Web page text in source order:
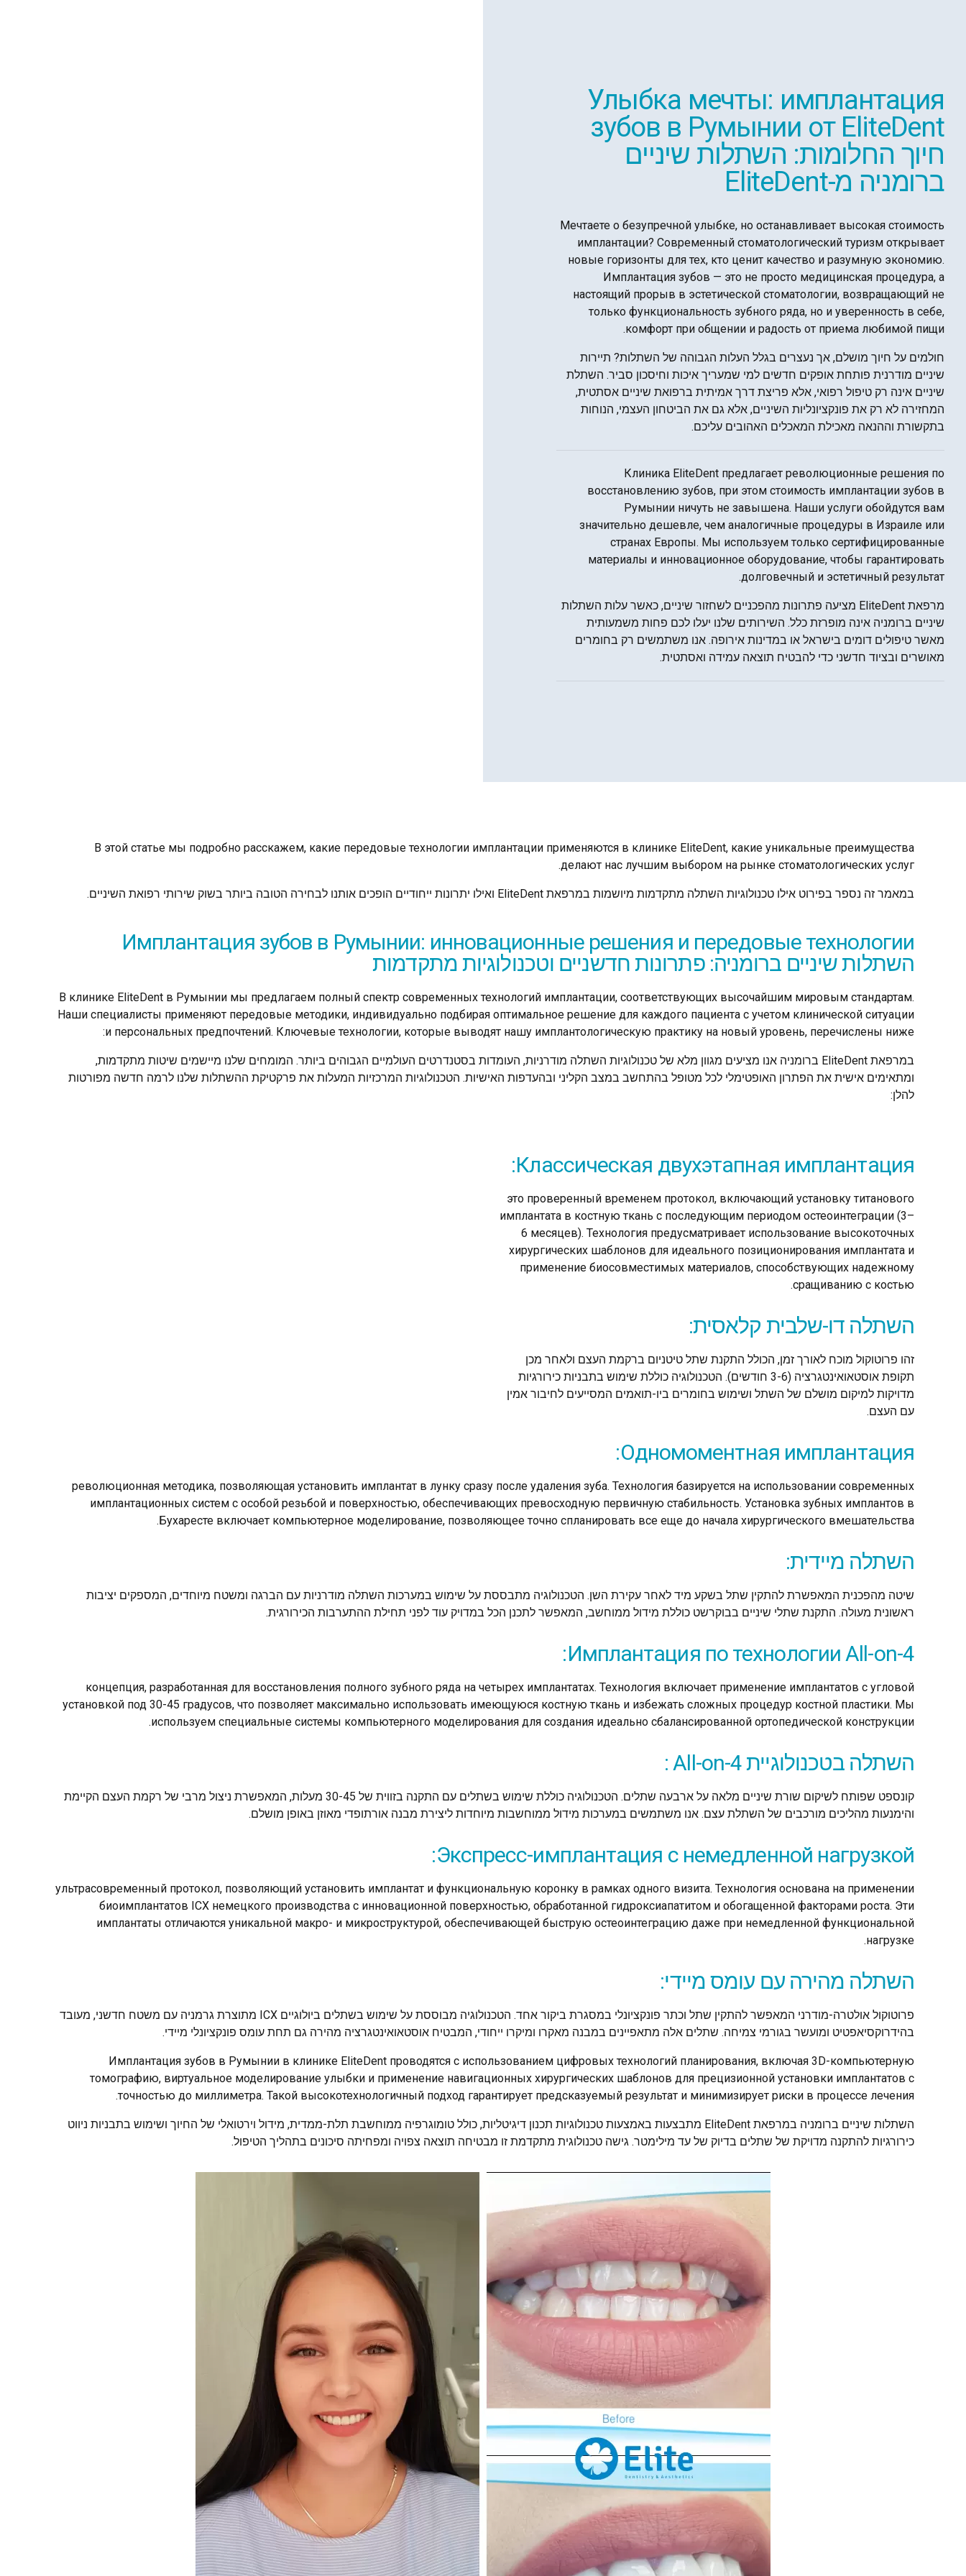
Улыбка мечты: имплантация
зубов в Румынии от EliteDent
חיוך החלומות: השתלות שיניים
ברומניה מ-EliteDent
Мечтаете о безупречной улыбке, но останавливает высокая стоимость
имплантации? Современный стоматологический туризм открывает
новые горизонты для тех, кто ценит качество и разумную экономию.
Имплантация зубов — это не просто медицинская процедура, а
настоящий прорыв в эстетической стоматологии, возвращающий не
только функциональность зубного ряда, но и уверенность в себе,
комфорт при общении и радость от приема любимой пищи.
חולמים על חיוך מושלם, אך נעצרים בגלל העלות הגבוהה של השתלות? תיירות
שיניים מודרנית פותחת אופקים חדשים למי שמעריך איכות וחיסכון סביר. השתלת
שיניים אינה רק טיפול רפואי, אלא פריצת דרך אמיתית ברפואת שיניים אסתטית,
המחזירה לא רק את פונקציונליות השיניים, אלא גם את הביטחון העצמי, הנוחות
בתקשורת וההנאה מאכילת המאכלים האהובים עליכם.
Клиника EliteDent предлагает революционные решения по
восстановлению зубов, при этом стоимость имплантации зубов в
Румынии ничуть не завышена. Наши услуги обойдутся вам
значительно дешевле, чем аналогичные процедуры в Израиле или
странах Европы. Мы используем только сертифицированные
материалы и инновационное оборудование, чтобы гарантировать
долговечный и эстетичный результат.
מרפאת EliteDent מציעה פתרונות מהפכניים לשחזור שיניים, כאשר עלות השתלות
שיניים ברומניה אינה מופרזת כלל. השירותים שלנו יעלו לכם פחות משמעותית
מאשר טיפולים דומים בישראל או במדינות אירופה. אנו משתמשים רק בחומרים
מאושרים ובציוד חדשני כדי להבטיח תוצאה עמידה ואסתטית.
В этой статье мы подробно расскажем, какие передовые технологии имплантации применяются в клинике EliteDent, какие уникальные преимущества
делают нас лучшим выбором на рынке стоматологических услуг.
במאמר זה נספר בפירוט אילו טכנולוגיות השתלה מתקדמות מיושמות במרפאת EliteDent ואילו יתרונות ייחודיים הופכים אותנו לבחירה הטובה ביותר בשוק שירותי רפואת השיניים.
Имплантация зубов в Румынии: инновационные решения и передовые технологии
השתלות שיניים ברומניה: פתרונות חדשניים וטכנולוגיות מתקדמות
В клинике EliteDent в Румынии мы предлагаем полный спектр современных технологий имплантации, соответствующих высочайшим мировым стандартам.
Наши специалисты применяют передовые методики, индивидуально подбирая оптимальное решение для каждого пациента с учетом клинической ситуации
и персональных предпочтений. Ключевые технологии, которые выводят нашу имплантологическую практику на новый уровень, перечислены ниже:
במרפאת EliteDent ברומניה אנו מציעים מגוון מלא של טכנולוגיות השתלה מודרניות, העומדות בסטנדרטים העולמיים הגבוהים ביותר. המומחים שלנו מיישמים שיטות מתקדמות,
ומתאימים אישית את הפתרון האופטימלי לכל מטופל בהתחשב במצב הקליני ובהעדפות האישיות. הטכנולוגיות המרכזיות המעלות את פרקטיקת ההשתלות שלנו לרמה חדשה מפורטות
להלן:
Классическая двухэтапная имплантация:
это проверенный временем протокол, включающий установку титанового
имплантата в костную ткань с последующим периодом остеоинтеграции (3–
6 месяцев). Технология предусматривает использование высокоточных
хирургических шаблонов для идеального позиционирования имплантата и
применение биосовместимых материалов, способствующих надежному
сращиванию с костью.
השתלה דו-שלבית קלאסית:
זהו פרוטוקול מוכח לאורך זמן, הכולל התקנת שתל טיטניום ברקמת העצם ולאחר מכן
תקופת אוסטאואינטגרציה (3-6 חודשים). הטכנולוגיה כוללת שימוש בתבניות כירורגיות
מדויקות למיקום מושלם של השתל ושימוש בחומרים ביו-תואמים המסייעים לחיבור אמין
עם העצם.
Одномоментная имплантация:
революционная методика, позволяющая установить имплантат в лунку сразу после удаления зуба. Технология базируется на использовании современных
имплантационных систем с особой резьбой и поверхностью, обеспечивающих превосходную первичную стабильность. Установка зубных имплантов в
Бухаресте включает компьютерное моделирование, позволяющее точно спланировать все еще до начала хирургического вмешательства.
השתלה מיידית:
שיטה מהפכנית המאפשרת להתקין שתל בשקע מיד לאחר עקירת השן. הטכנולוגיה מתבססת על שימוש במערכות השתלה מודרניות עם הברגה ומשטח מיוחדים, המספקים יציבות
ראשונית מעולה. התקנת שתלי שיניים בבוקרשט כוללת מידול ממוחשב, המאפשר לתכנן הכל במדויק עוד לפני תחילת ההתערבות הכירורגית.
Имплантация по технологии All-on-4:
концепция, разработанная для восстановления полного зубного ряда на четырех имплантатах. Технология включает применение имплантатов с угловой
установкой под 30-45 градусов, что позволяет максимально использовать имеющуюся костную ткань и избежать сложных процедур костной пластики. Мы
используем специальные системы компьютерного моделирования для создания идеально сбалансированной ортопедической конструкции.
השתלה בטכנולוגיית All-on-4 :
קונספט שפותח לשיקום שורת שיניים מלאה על ארבעה שתלים. הטכנולוגיה כוללת שימוש בשתלים עם התקנה בזווית של 30-45 מעלות, המאפשרת ניצול מרבי של רקמת העצם הקיימת
והימנעות מהליכים מורכבים של השתלת עצם. אנו משתמשים במערכות מידול ממוחשבות מיוחדות ליצירת מבנה אורתופדי מאוזן באופן מושלם.
Экспресс-имплантация с немедленной нагрузкой:
ультрасовременный протокол, позволяющий установить имплантат и функциональную коронку в рамках одного визита. Технология основана на применении
биоимплантатов ICX немецкого производства с инновационной поверхностью, обработанной гидроксиапатитом и обогащенной факторами роста. Эти
имплантаты отличаются уникальной макро- и микроструктурой, обеспечивающей быструю остеоинтеграцию даже при немедленной функциональной
нагрузке.
השתלה מהירה עם עומס מיידי:
פרוטוקול אולטרה-מודרני המאפשר להתקין שתל וכתר פונקציונלי במסגרת ביקור אחד. הטכנולוגיה מבוססת על שימוש בשתלים ביולוגיים ICX מתוצרת גרמניה עם משטח חדשני, מעובד
בהידרוקסיאפטיט ומועשר בגורמי צמיחה. שתלים אלה מתאפיינים במבנה מאקרו ומיקרו ייחודי, המבטיח אוסטאואינטגרציה מהירה גם תחת עומס פונקציונלי מיידי.
Имплантация зубов в Румынии в клинике EliteDent проводятся с использованием цифровых технологий планирования, включая 3D-компьютерную
томографию, виртуальное моделирование улыбки и применение навигационных хирургических шаблонов для прецизионной установки имплантатов с
точностью до миллиметра. Такой высокотехнологичный подход гарантирует предсказуемый результат и минимизирует риски в процессе лечения.
השתלות שיניים ברומניה במרפאת EliteDent מתבצעות באמצעות טכנולוגיות תכנון דיגיטליות, כולל טומוגרפיה ממוחשבת תלת-ממדית, מידול וירטואלי של החיוך ושימוש בתבניות ניווט
כירורגיות להתקנה מדויקת של שתלים בדיוק של עד מילימטר. גישה טכנולוגית מתקדמת זו מבטיחה תוצאה צפויה ומפחיתה סיכונים בתהליך הטיפול.